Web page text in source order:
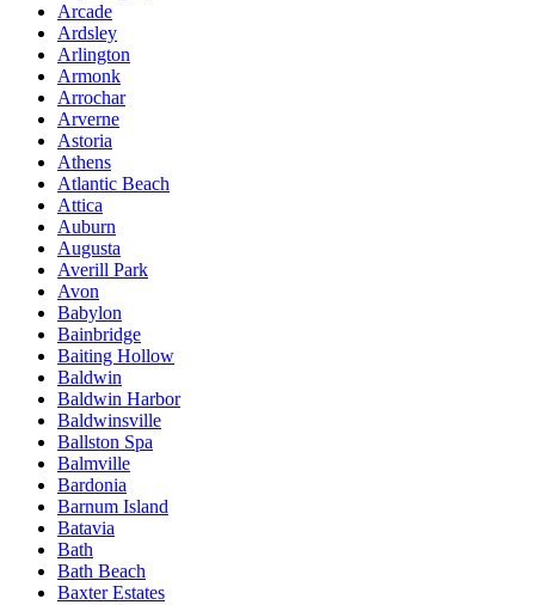
Arcade
Ardsley
Arlington
Armonk
Arrochar
Arverne
Astoria
Athens
Atlantic Beach
Attica
Auburn
Augusta
Averill Park
Avon
Babylon
Bainbridge
Baiting Hollow
Baldwin
Baldwin Harbor
Baldwinsville
Ballston Spa
Balmville
Bardonia
Barnum Island
Batavia
Bath
Bath Beach
Baxter Estates